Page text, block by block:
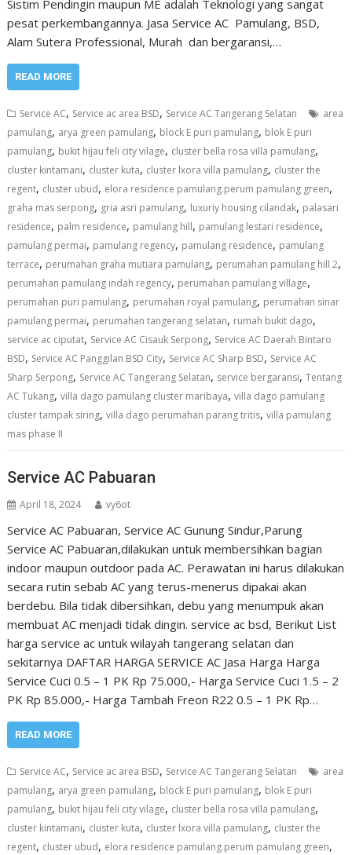
Sistim Pendingin maupun ME adalah Teknologi yang sangat
pesat perkembangannya. Jasa Service AC Pamulang, BSD,
Alam Sutera Professional, Murah dan bergaransi,…
READ MORE
Service AC, Service ac area BSD, Service AC Tangerang Selatan
area
pamulang, arya green pamulang, block E puri pamulang, blok E puri
pamulang, bukit hijau feli city vilage, cluster bella rosa villa pamulang,
cluster kintamani, cluster kuta, cluster lxora villa pamulang, cluster the
regent, cluster ubud, elora residence pamulang.perum pamulang green,
graha mas serpong, gria asri pamulang, luxuriy housing cilandak, palasari
residence, palm residence, pamulang hill, pamulang lestari residence,
pamulang permai, pamulang regency, pamulang residence, pamulang
terrace, perumahan graha mutiara pamulang, perumahan pamulang hill 2,
perumahan pamulang indah regency, perumahan pamulang village,
perumahan puri pamulang, perumahan royal pamulang, perumahan sinar
pamulang permai, perumahan tangerang selatan, rumah bukit dago,
service ac ciputat, Service AC Cisauk Serpong, Service AC Daerah Bintaro
BSD, Service AC Panggilan BSD City, Service AC Sharp BSD, Service AC
Sharp Serpong, Service AC Tangerang Selatan, service bergaransi,Tentang
AC Tukang,villa dago pamulang cluster maribaya,villa dago pamulang
cluster tampak siring,villa dago perumahan parang tritis,villa pamulang
mas phase II
Service AC Pabuaran
April 18, 2024 vy6ot
Service AC Pabuaran, Service AC Gunung Sindur,Parung
Service AC Pabuaran,dilakukan untuk membersihkan bagian
indoor maupun outdoor pada AC. Perawatan ini harus dilakukan
secara rutin sebab AC yang terus-menerus dipakai akan
berdebu. Bila tidak dibersihkan, debu yang menumpuk akan
membuat AC menjadi tidak dingin. service ac bsd, Berikut List
harga service ac untuk wilayah tangerang selatan dan
sekitarnya DAFTAR HARGA SERVICE AC Jasa Harga Harga
Service Cuci 0.5 – 1 PK Rp 75.000,- Harga Service Cuci 1.5 – 2
PK Rp 85.000,- Harga Tambah Freon R22 0.5 – 1 PK Rp…
READ MORE
Service AC, Service ac area BSD, Service AC Tangerang Selatan
area
pamulang, arya green pamulang, block E puri pamulang, blok E puri
pamulang, bukit hijau feli city vilage, cluster bella rosa villa pamulang,
cluster kintamani, cluster kuta, cluster lxora villa pamulang, cluster the
regent, cluster ubud, elora residence pamulang.perum pamulang green,